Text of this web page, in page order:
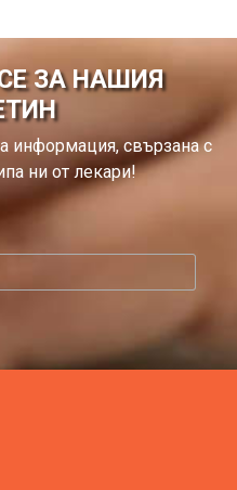
ЗА НАШИЯ
информация, свързана с
ни от лекари!